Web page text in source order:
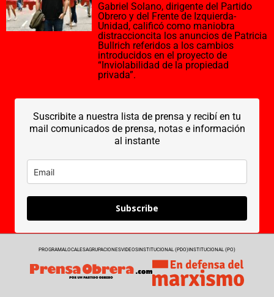
Gabriel Solano, dirigente del Partido
Obrero y del Frente de Izquierda-
Unidad, calificó como maniobra
distraccioncita los anuncios de Patricia
Bullrich referidos a los cambios
introducidos en el proyecto de
“Inviolabilidad de la propiedad
privada”.
Suscribite a nuestra lista de prensa y recibí en tu
mail comunicados de prensa, notas e información
al instante
Subscribe
PROGRAMALOCALESAGRUPACIONESVIDEOSINSTITUCIONAL (PDO)INSTITUCIONAL (PO)